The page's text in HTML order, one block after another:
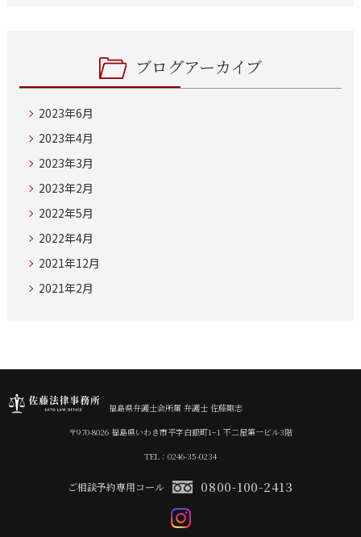
ブログアーカイブ
2023年6月
2023年4月
2023年3月
2023年2月
2022年5月
2022年4月
2021年12月
2021年2月
福島県弁護士会所属 弁護士 佐藤剛志
〒970-8026 福島県いわき市平字白銀町1−1 不二屋第一ビル3階
TEL：0246-35-0234
ご相談予約専用コール 0800-100-2413